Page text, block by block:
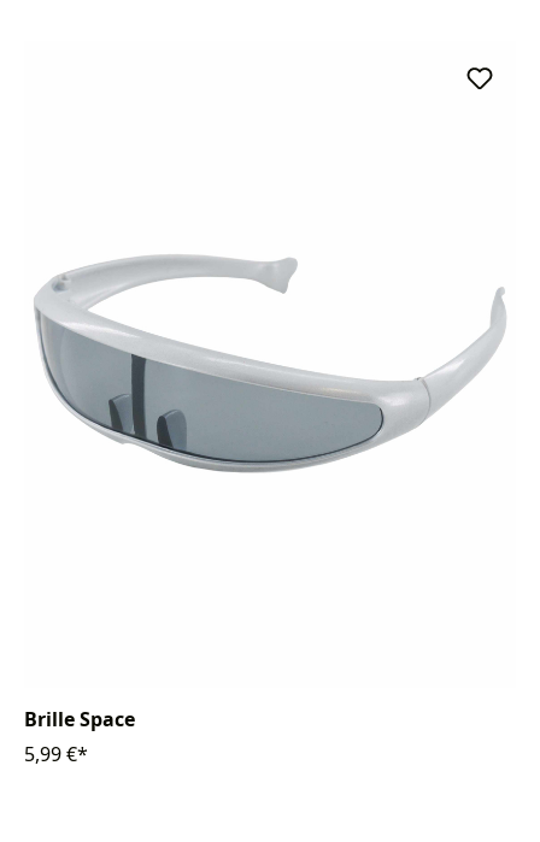
Brille Space
5,99 €*